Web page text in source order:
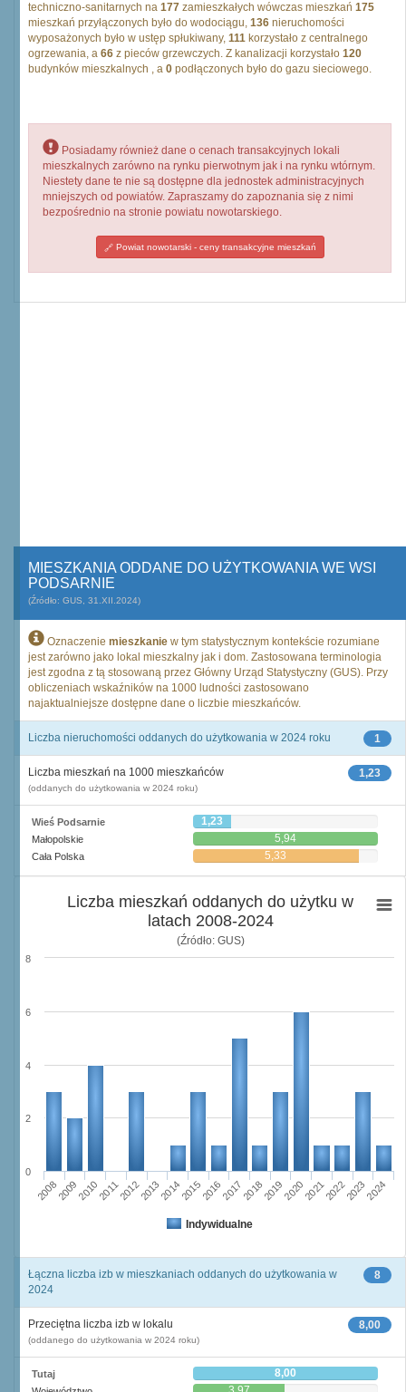
techniczno-sanitarnych na 177 zamieszkałych wówczas mieszkań 175
mieszkań przyłączonych było do wodociągu, 136 nieruchomości
wyposażonych było w ustęp spłukiwany, 111 korzystało z centralnego
ogrzewania, a 66 z pieców grzewczych. Z kanalizacji korzystało 120
budynków mieszkalnych , a 0 podłączonych było do gazu sieciowego.
Posiadamy również dane o cenach transakcyjnych lokali
mieszkalnych zarówno na rynku pierwotnym jak i na rynku wtórnym.
Niestety dane te nie są dostępne dla jednostek administracyjnych
mniejszych od powiatów. Zapraszamy do zapoznania się z nimi
bezpośrednio na stronie powiatu nowotarskiego.
Powiat nowotarski - ceny transakcyjne mieszkań
MIESZKANIA ODDANE DO UŻYTKOWANIA WE WSI
PODSARNIE
(Źródło: GUS, 31.XII.2024)
Oznaczenie mieszkanie w tym statystycznym kontekście rozumiane
jest zarówno jako lokal mieszkalny jak i dom. Zastosowana terminologia
jest zgodna z tą stosowaną przez Główny Urząd Statystyczny (GUS). Przy
obliczeniach wskaźników na 1000 ludności zastosowano
najaktualniejsze dostępne dane o liczbie mieszkańców.
1
Liczba nieruchomości oddanych do użytkowania w 2024 roku
1,23
Liczba mieszkań na 1000 mieszkańców
(oddanych do użytkowania w 2024 roku)
Wieś Podsarnie 1,23
Małopolskie 5,94
Cała Polska 5,33
Liczba mieszkań oddanych do użytku w
latach 2008-2024
(Źródło: GUS)
Indywidualne
20082009201020112012201320142015201620172018201920202021202220232024
0
2
4
6
8
8
Łączna liczba izb w mieszkaniach oddanych do użytkowania w
2024
8,00
Przeciętna liczba izb w lokalu
(oddanego do użytkowania w 2024 roku)
Tutaj 8,00